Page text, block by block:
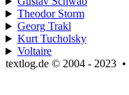
Theodor Storm
Georg Trakl
Kurt Tucholsky
Voltaire
textlog.de © 2004 - 2023 •